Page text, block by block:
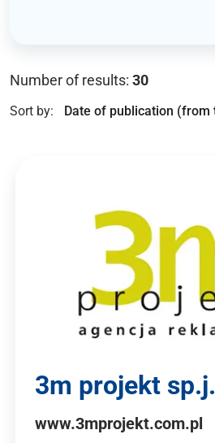
Number of results: 30
Sort by:
3m projekt sp.j.
www.3mprojekt.com.pl